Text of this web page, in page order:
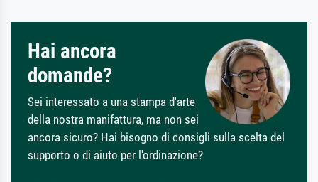
Hai ancora
domande?
Sei interessato a una stampa d'arte
della nostra manifattura, ma non sei
ancora sicuro? Hai bisogno di consigli sulla scelta del
supporto o di aiuto per l'ordinazione?